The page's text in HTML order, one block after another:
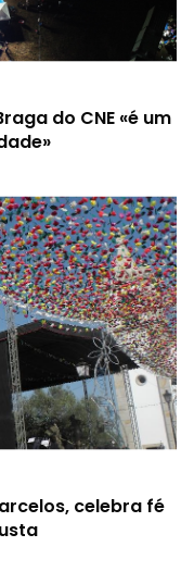
do CNE «é um
celebra fé